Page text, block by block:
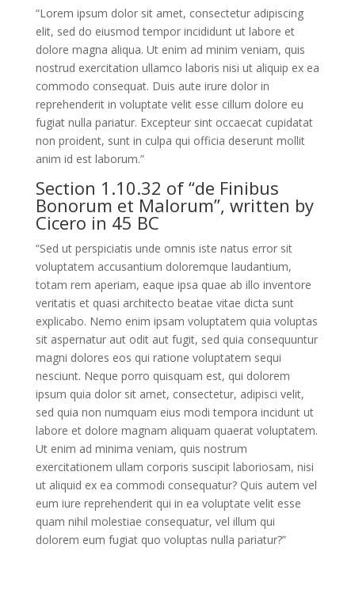
“Lorem ipsum dolor sit amet, consectetur adipiscing
elit, sed do eiusmod tempor incididunt ut labore et
dolore magna aliqua. Ut enim ad minim veniam, quis
nostrud exercitation ullamco laboris nisi ut aliquip ex ea
commodo consequat. Duis aute irure dolor in
reprehenderit in voluptate velit esse cillum dolore eu
fugiat nulla pariatur. Excepteur sint occaecat cupidatat
non proident, sunt in culpa qui officia deserunt mollit
anim id est laborum.”
Section 1.10.32 of “de Finibus
Bonorum et Malorum”, written by
Cicero in 45 BC
“Sed ut perspiciatis unde omnis iste natus error sit
voluptatem accusantium doloremque laudantium,
totam rem aperiam, eaque ipsa quae ab illo inventore
veritatis et quasi architecto beatae vitae dicta sunt
explicabo. Nemo enim ipsam voluptatem quia voluptas
sit aspernatur aut odit aut fugit, sed quia consequuntur
magni dolores eos qui ratione voluptatem sequi
nesciunt. Neque porro quisquam est, qui dolorem
ipsum quia dolor sit amet, consectetur, adipisci velit,
sed quia non numquam eius modi tempora incidunt ut
labore et dolore magnam aliquam quaerat voluptatem.
Ut enim ad minima veniam, quis nostrum
exercitationem ullam corporis suscipit laboriosam, nisi
ut aliquid ex ea commodi consequatur? Quis autem vel
eum iure reprehenderit qui in ea voluptate velit esse
quam nihil molestiae consequatur, vel illum qui
dolorem eum fugiat quo voluptas nulla pariatur?”